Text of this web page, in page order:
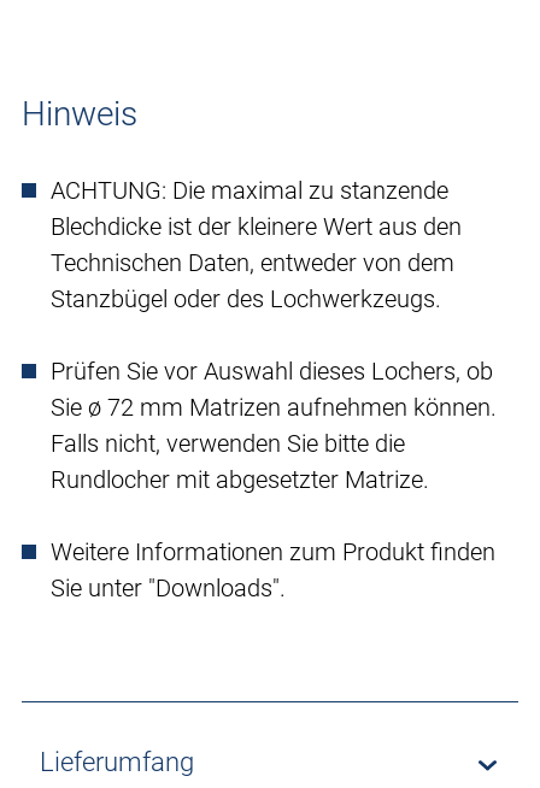
Hinweis
ACHTUNG: Die maximal zu stanzende
Blechdicke ist der kleinere Wert aus den
Technischen Daten, entweder von dem
Stanzbügel oder des Lochwerkzeugs.
Prüfen Sie vor Auswahl dieses Lochers, ob
Sie ø 72 mm Matrizen aufnehmen können.
Falls nicht, verwenden Sie bitte die
Rundlocher mit abgesetzter Matrize.
Weitere Informationen zum Produkt finden
Sie unter "Downloads".
Lieferumfang